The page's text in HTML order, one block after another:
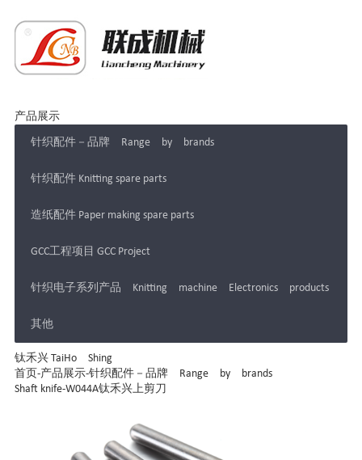
产品展示
针织配件－品牌 Range by brands
针织配件 Knitting spare parts
造纸配件 Paper making spare parts
GCC工程项目 GCC Project
针织电子系列产品 Knitting machine Electronics products
其他
钛禾兴 TaiHo Shing
首页-产品展示-针织配件－品牌 Range by brands
Shaft knife-W044A钛禾兴上剪刀